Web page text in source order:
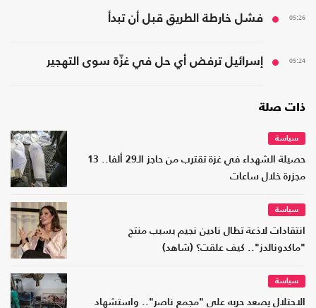
05:26 فشل خارطة الطريق قبل أن تبدأ
05:24 إسرائيل ترفض أي حل في غزّة سوى التهجير
ذات صلة
سياسة
حصيلة الشهداء في غزة تقترب من حاجز الـ29 ألفا.. 13
مجزرة خلال ساعات
سياسة
انتقادات لاذعة تطال نادين نجيم بسبب منتج
"ماكدونالدز".. كيف علقت؟ (شاهد)
سياسة
الاحتلال يصعد حربه على "مجمع ناصر".. واستشهاد